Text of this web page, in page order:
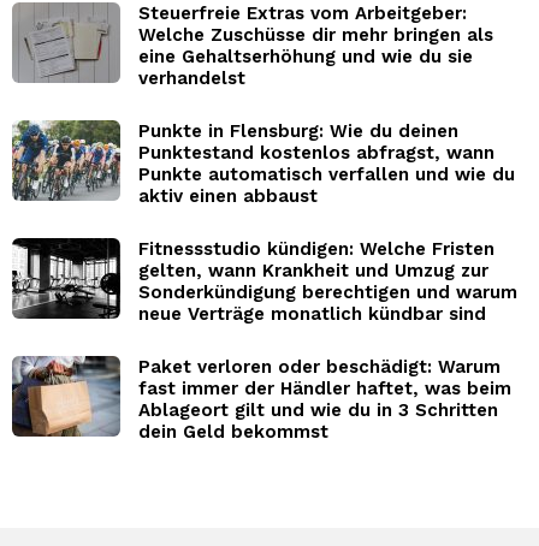
Steuerfreie Extras vom Arbeitgeber:
Welche Zuschüsse dir mehr bringen als
eine Gehaltserhöhung und wie du sie
verhandelst
Punkte in Flensburg: Wie du deinen
Punktestand kostenlos abfragst, wann
Punkte automatisch verfallen und wie du
aktiv einen abbaust
Fitnessstudio kündigen: Welche Fristen
gelten, wann Krankheit und Umzug zur
Sonderkündigung berechtigen und warum
neue Verträge monatlich kündbar sind
Paket verloren oder beschädigt: Warum
fast immer der Händler haftet, was beim
Ablageort gilt und wie du in 3 Schritten
dein Geld bekommst